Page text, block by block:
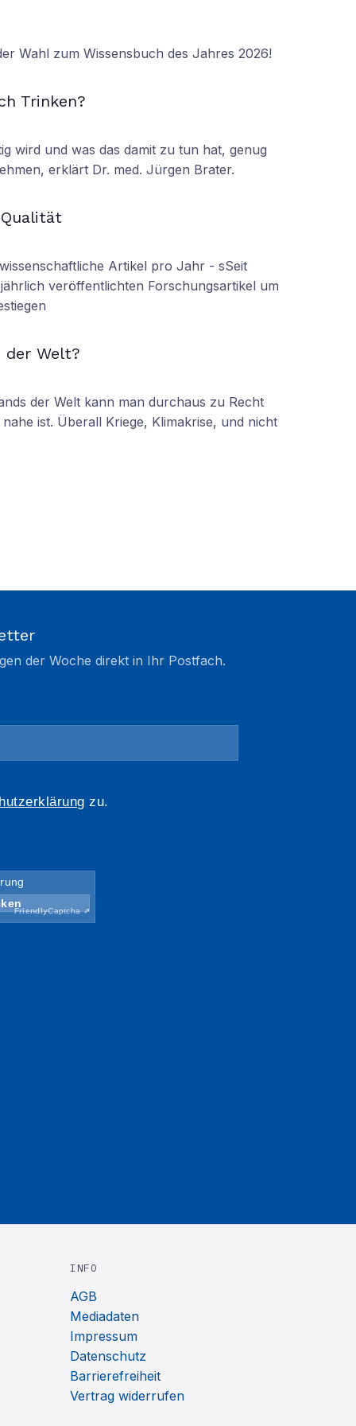
Wahl zum Wissensbuch des Jahres 2026!
Trinken?
wird und was das damit zu tun hat, genug
erklärt Dr. med. Jürgen Brater.
Artikel pro Jahr - sSeit
veröffentlichten Forschungsartikel um
der Welt?
der Welt kann man durchaus zu Recht
ist. Überall Kriege, Klimakrise, und nicht
der Woche direkt in Ihr Postfach.
INFO
AGB
Mediadaten
Impressum
Datenschutz
Barrierefreiheit
Vertrag widerrufen